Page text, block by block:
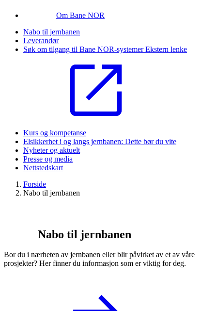
Om Bane NOR
Nabo til jernbanen
Leverandør
Søk om tilgang til Bane NOR-systemerEkstern lenke
Kurs og kompetanse
Elsikkerhet i og langs jernbanen: Dette bør du vite
Nyheter og aktuelt
Presse og media
Nettstedskart
Forside
Nabo til jernbanen
Nabo til jernbanen
Bor du i nærheten av jernbanen eller blir påvirket av et av våre
prosjekter? Her finner du informasjon som er viktig for deg.